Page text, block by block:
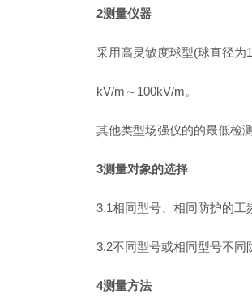
2测量仪器
采用高灵敏度球型(球直径为
kV/m～100kV/m。
其他类型场强仪的的最低检
3测量对象的选择
3.1相同型号、相同防护的工
3.2不同型号或相同型号不同
4测量方法